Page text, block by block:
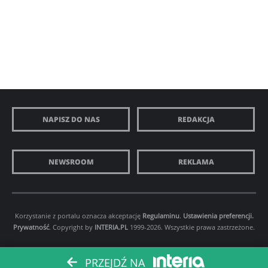
NAPISZ DO NAS REDAKCJA
NEWSROOM REKLAMA
Korzystanie z portalu oznacza akceptację Regulaminu. Ustawienia preferencji.
Prywatność. Copyright by INTERIA.PL 1999-2026. Wszystkie prawa zastrzeżone.
PRZEJDŹ NA